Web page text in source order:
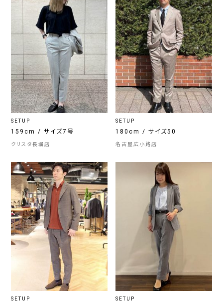
SETUP
159cm / サイズ7号
クリスタ長堀店
SETUP
180cm / サイズ50
名古屋広小路店
SETUP SETUP